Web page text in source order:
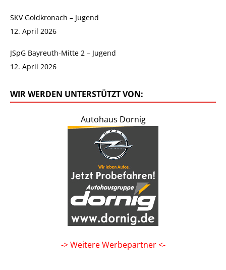
SKV Goldkronach – Jugend
12. April 2026
JSpG Bayreuth-Mitte 2 – Jugend
12. April 2026
WIR WERDEN UNTERSTÜTZT VON:
Autohaus Dornig
-> Weitere Werbepartner <-